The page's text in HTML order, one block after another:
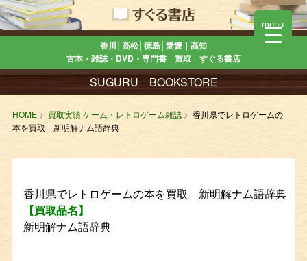
香川│高松│徳島│愛媛｜高知
古本・雑誌・DVD・専門書 買取 すぐる書店
SUGURU BOOKSTORE
HOME 買取実績 ゲーム・レトロゲーム雑誌
香川県でレトロゲームの
本を買取 新明解ナム語辞典
香川県でレトロゲームの本を買取 新明解ナム語辞典
【買取品名】
新明解ナム語辞典
menu